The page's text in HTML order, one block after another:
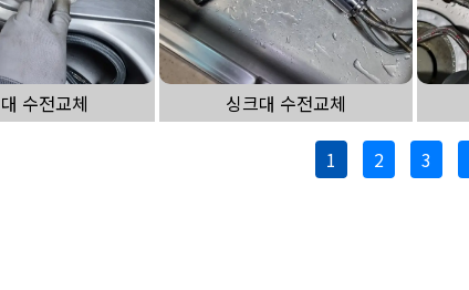
수전교체 싱크대 수전교체
1 2 3